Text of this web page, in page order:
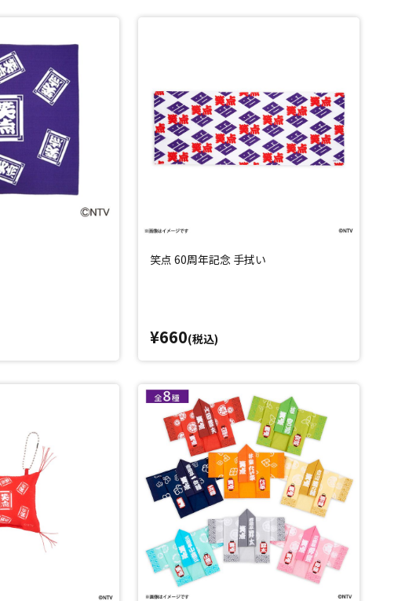
笑点 60周年記念 手拭い
¥660(税込)